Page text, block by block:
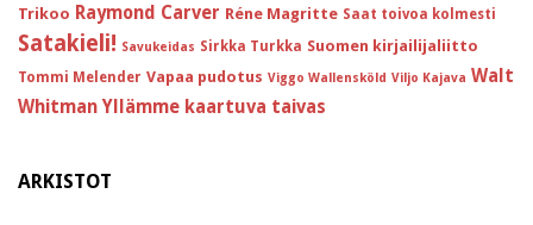
Trikoo Raymond Carver Réne Magritte Saat toivoa kolmesti
Satakieli! Savukeidas Sirkka Turkka Suomen kirjailijaliitto
Tommi Melender Vapaa pudotus Viggo Wallensköld Viljo Kajava Walt
Whitman Yllämme kaartuva taivas
ARKISTOT